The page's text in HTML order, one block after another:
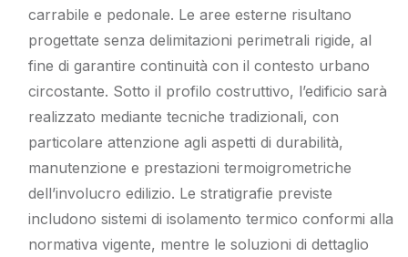
carrabile e pedonale. Le aree esterne risultano
progettate senza delimitazioni perimetrali rigide, al
fine di garantire continuità con il contesto urbano
circostante. Sotto il profilo costruttivo, l’edificio sarà
realizzato mediante tecniche tradizionali, con
particolare attenzione agli aspetti di durabilità,
manutenzione e prestazioni termoigrometriche
dell’involucro edilizio. Le stratigrafie previste
includono sistemi di isolamento termico conformi alla
normativa vigente, mentre le soluzioni di dettaglio